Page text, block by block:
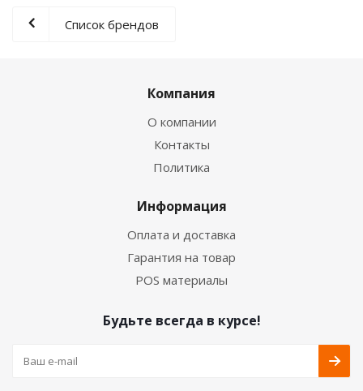
Список брендов
Компания
О компании
Контакты
Политика
Информация
Оплата и доставка
Гарантия на товар
POS материалы
Будьте всегда в курсе!